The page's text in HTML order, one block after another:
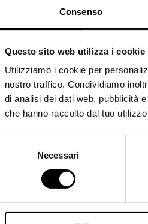
Consenso
Questo sito web utilizza i cookie
Utilizziamo i cookie per
nostro traffico. Condividiamo
di analisi dei dati web, pubblicità
che hanno raccolto dal tuo
Necessari
€ 110,00